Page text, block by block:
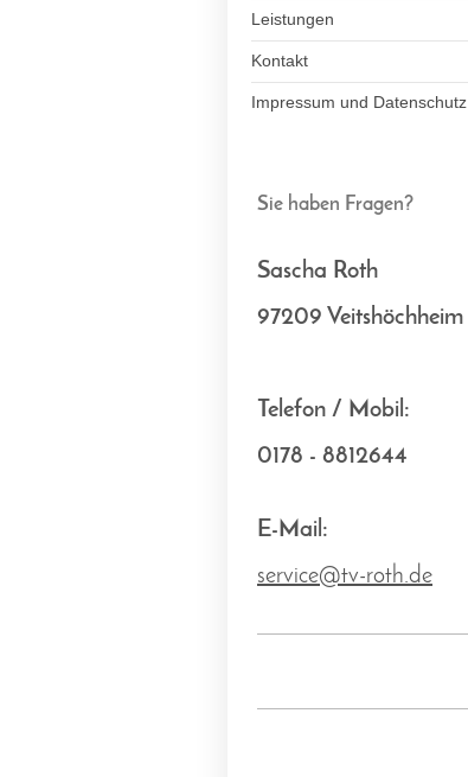
Leistungen
Kontakt
Impressum und Datenschutz
Sie haben Fragen?
Sascha Roth
97209 Veitshöchheim
Telefon / Mobil:
0178 - 8812644
E-Mail:
service@tv-roth.de